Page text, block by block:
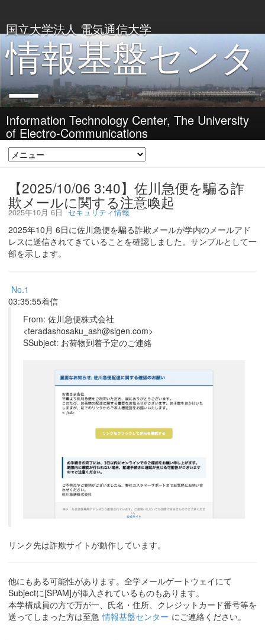
国立大学法人 電気通信大学
情報基盤センタ
ー
Information Technology Center, The University
of Electro-Communications
【2025/10/06 3:40】佐川急便を騙る詐
欺メールに関する注意喚起
2025年10月 6日 セキュリティ情報
2025年10月 6日に佐川急便を騙る詐欺メールが学内のメールアド
レスに送信されてきていることを確認しました。サンプルとして一
部を示します。
No.1
03:35:55着信
From: 佐川急便株式会社
<teradashosaku_ash@sigen.com>
SSubject: お荷物到着予定のご連絡
リンク先は詐欺サイトが動作しています。
他にもある可能性があります。全学メールゲートウェイにて
Subjectに[SPAM]が挿入されているものもあります。
本学構成員の方で万が一、氏名・住所、クレジットカード番号等を
送ってしまった方は至急 情報基盤センター にご連絡ください。